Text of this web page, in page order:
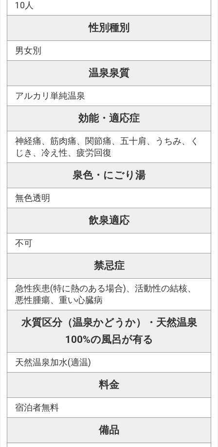
10人
性別種別
男女別
温泉泉質
アルカリ単純温泉
効能・適応症
神経痛、筋肉痛、関節痛、五十肩、うちみ、く
じき、冷え性、疲労回復
泉色・にごり湯
無色透明
飲泉適応
不可
禁忌症
急性疾患(特に熱のある場合)、活動性の結核、
悪性腫瘍、重い心臓病
水質区分（温泉かどうか）・天然温泉
100%の風呂が有る
天然温泉加水(適温)
料金
宿泊者無料
備品